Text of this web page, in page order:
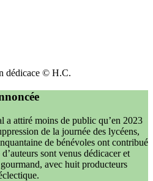
dédicace © H.C.
a attiré moins de public qu’en 2023
de la journée des lycéens,
de bénévoles ont contribué
sont venus dédicacer et
avec huit producteurs